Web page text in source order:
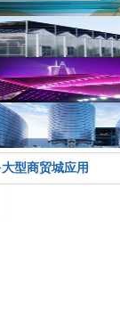
型商贸城应用